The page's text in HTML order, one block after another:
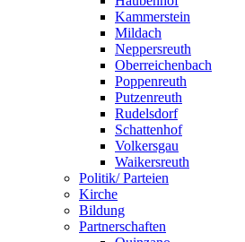
Kammerstein
Mildach
Neppersreuth
Oberreichenbach
Poppenreuth
Putzenreuth
Rudelsdorf
Schattenhof
Volkersgau
Waikersreuth
Politik/ Parteien
Kirche
Bildung
Partnerschaften